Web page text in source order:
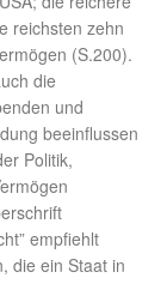
reichsten zehn
(S.200).
die
und
beeinflussen
Politik,
empfiehlt
die ein Staat in